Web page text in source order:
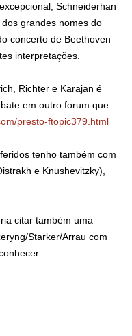
Schneiderhan
grandes nomes do
concerto de Beethoven
interpretações.
Richter e Karajan é
em outro forum que
presto-ftopic379.html
tenho também com
e Knushevitzky),
citar também uma
Starker/Arrau com